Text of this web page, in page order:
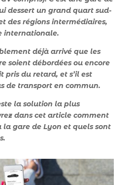
dessert un grand quart sud-
des régions intermédiaires,
internationale.
déjà arrivé que les
soient débordées ou encore
pris du retard, et s’il est
de transport en commun.
la solution la plus
dans cet article comment
gare de Lyon et quels sont